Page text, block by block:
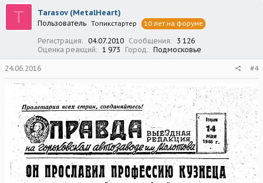
ц
и
T Tarasov (MetalHeart)
Пользователь Топикстартер 10 лет на форуме
Регистрация 04.07.2010 Сообщения
3 126
Оценка реакций
1 973 Город Подмосковье
24.06.2016 #4